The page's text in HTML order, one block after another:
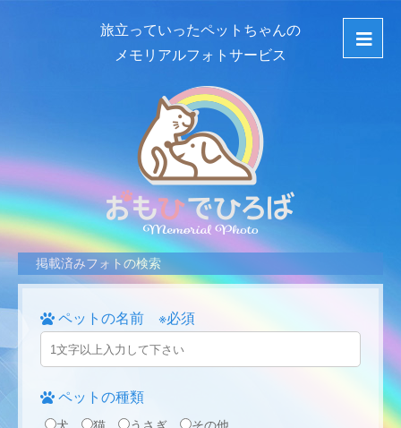
旅立っていったペットちゃんの
メモリアルフォトサービス
掲載済みフォトの検索
ペットの名前 ※必須
ペットの種類